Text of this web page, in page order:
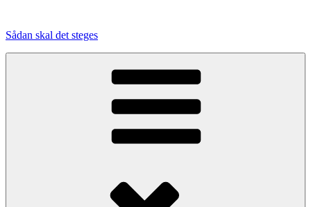
indhold
Sådan skal det steges